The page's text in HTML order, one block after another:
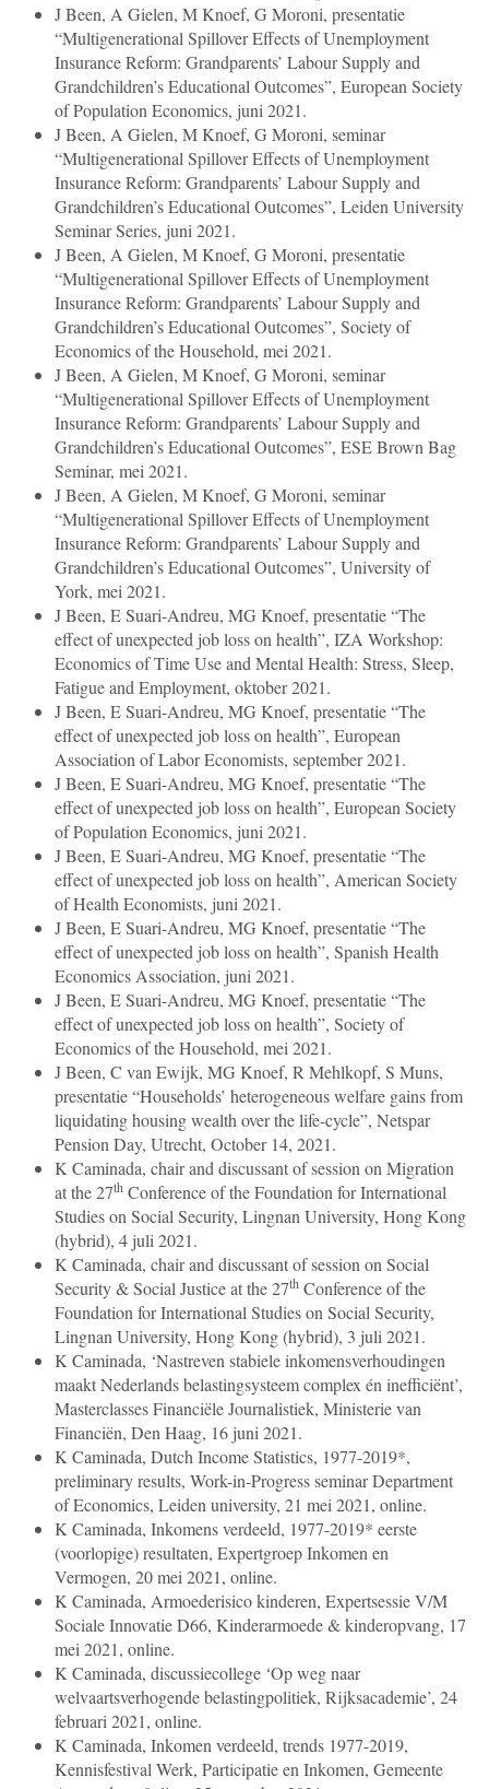
J Been, A Gielen, M Knoef, G Moroni, presentatie
“Multigenerational Spillover Effects of Unemployment
Insurance Reform: Grandparents’ Labour Supply and
Grandchildren’s Educational Outcomes”, European Society
of Population Economics, juni 2021.
J Been, A Gielen, M Knoef, G Moroni, seminar
“Multigenerational Spillover Effects of Unemployment
Insurance Reform: Grandparents’ Labour Supply and
Grandchildren’s Educational Outcomes”, Leiden University
Seminar Series, juni 2021.
J Been, A Gielen, M Knoef, G Moroni, presentatie
“Multigenerational Spillover Effects of Unemployment
Insurance Reform: Grandparents’ Labour Supply and
Grandchildren’s Educational Outcomes”, Society of
Economics of the Household, mei 2021.
J Been, A Gielen, M Knoef, G Moroni, seminar
“Multigenerational Spillover Effects of Unemployment
Insurance Reform: Grandparents’ Labour Supply and
Grandchildren’s Educational Outcomes”, ESE Brown Bag
Seminar, mei 2021.
J Been, A Gielen, M Knoef, G Moroni, seminar
“Multigenerational Spillover Effects of Unemployment
Insurance Reform: Grandparents’ Labour Supply and
Grandchildren’s Educational Outcomes”, University of
York, mei 2021.
J Been, E Suari-Andreu, MG Knoef, presentatie “The
effect of unexpected job loss on health”, IZA Workshop:
Economics of Time Use and Mental Health: Stress, Sleep,
Fatigue and Employment, oktober 2021.
J Been, E Suari-Andreu, MG Knoef, presentatie “The
effect of unexpected job loss on health”, European
Association of Labor Economists, september 2021.
J Been, E Suari-Andreu, MG Knoef, presentatie “The
effect of unexpected job loss on health”, European Society
of Population Economics, juni 2021.
J Been, E Suari-Andreu, MG Knoef, presentatie “The
effect of unexpected job loss on health”, American Society
of Health Economists, juni 2021.
J Been, E Suari-Andreu, MG Knoef, presentatie “The
effect of unexpected job loss on health”, Spanish Health
Economics Association, juni 2021.
J Been, E Suari-Andreu, MG Knoef, presentatie “The
effect of unexpected job loss on health”, Society of
Economics of the Household, mei 2021.
J Been, C van Ewijk, MG Knoef, R Mehlkopf, S Muns,
presentatie “Households’ heterogeneous welfare gains from
liquidating housing wealth over the life-cycle”, Netspar
Pension Day, Utrecht, October 14, 2021.
K Caminada, chair and discussant of session on Migration
at the 27th Conference of the Foundation for International
Studies on Social Security, Lingnan University, Hong Kong
(hybrid), 4 juli 2021.
K Caminada, chair and discussant of session on Social
Security & Social Justice at the 27th Conference of the
Foundation for International Studies on Social Security,
Lingnan University, Hong Kong (hybrid), 3 juli 2021.
K Caminada, ‘Nastreven stabiele inkomensverhoudingen
maakt Nederlands belastingsysteem complex én inefficiënt’,
Masterclasses Financiële Journalistiek, Ministerie van
Financiën, Den Haag, 16 juni 2021.
K Caminada, Dutch Income Statistics, 1977-2019*,
preliminary results, Work-in-Progress seminar Department
of Economics, Leiden university, 21 mei 2021, online.
K Caminada, Inkomens verdeeld, 1977-2019* eerste
(voorlopige) resultaten, Expertgroep Inkomen en
Vermogen, 20 mei 2021, online.
K Caminada, Armoederisico kinderen, Expertsessie V/M
Sociale Innovatie D66, Kinderarmoede & kinderopvang, 17
mei 2021, online.
K Caminada, discussiecollege ‘Op weg naar
welvaartsverhogende belastingpolitiek, Rijksacademie’, 24
februari 2021, online.
K Caminada, Inkomen verdeeld, trends 1977-2019,
Kennisfestival Werk, Participatie en Inkomen, Gemeente